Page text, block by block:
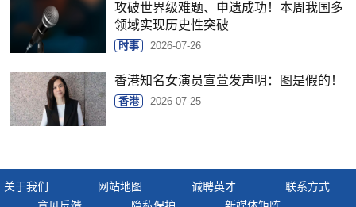
攻破世界级难题、申遗成功！本周我国多
领域实现历史性突破
时事 2026-07-26
香港知名女演员宣萱发声明：图是假的！
香港 2026-07-25
关于我们 网站地图 诚聘英才
联系方式